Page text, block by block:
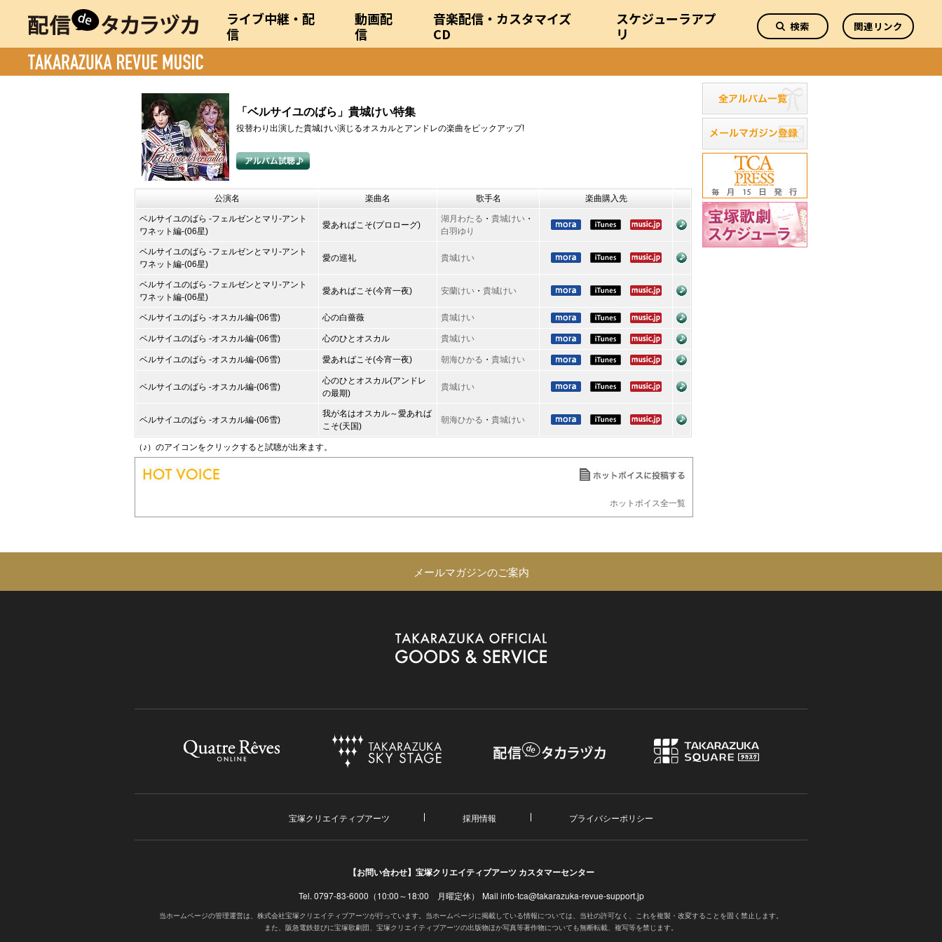
ライブ中継・配
信
動画配
信
音楽配信・カスタマイズ
CD
スケジューラアプ
リ
検索 関連リンク
「ベルサイユのばら」貴城けい特集
役替わり出演した貴城けい演じるオスカルとアンドレの楽曲をピックアップ!
公演名 楽曲名 歌手名 楽曲購入先
ベルサイユのばら -フェルゼンとマリ-アント
ワネット編-(06星)
愛あればこそ(プロローグ)
湖月わたる ・ 貴城けい ・
白羽ゆり
ベルサイユのばら -フェルゼンとマリ-アント
ワネット編-(06星)
愛の巡礼 貴城けい
ベルサイユのばら -フェルゼンとマリ-アント
ワネット編-(06星)
愛あればこそ(今宵一夜) 安蘭けい ・ 貴城けい
ベルサイユのばら -オスカル編-(06雪) 心の白薔薇 貴城けい
ベルサイユのばら -オスカル編-(06雪) 心のひとオスカル 貴城けい
ベルサイユのばら -オスカル編-(06雪) 愛あればこそ(今宵一夜) 朝海ひかる ・ 貴城けい
ベルサイユのばら -オスカル編-(06雪)
心のひとオスカル(アンドレ
の最期)
貴城けい
ベルサイユのばら -オスカル編-(06雪)
我が名はオスカル～愛あれば
こそ(天国)
朝海ひかる ・ 貴城けい
（♪）のアイコンをクリックすると試聴が出来ます。
ホットボイス全一覧
メールマガジンのご案内
宝塚クリエイティブアーツ 採用情報 プライバシーポリシー
【お問い合わせ】 宝塚クリエイティブアーツ カスタマーセンター
Tel. 0797-83-6000（10:00～18:00 月曜定休） Mail info-tca@takarazuka-revue-support.jp
当ホームページの管理運営は、株式会社宝塚クリエイティブアーツが行っています。当ホームページに掲載している情報については、当社の許可なく、これを複製・改変することを固く禁止します。
また、阪急電鉄並びに宝塚歌劇団、宝塚クリエイティブアーツの出版物ほか写真等著作物についても無断転載、複写等を禁じます。